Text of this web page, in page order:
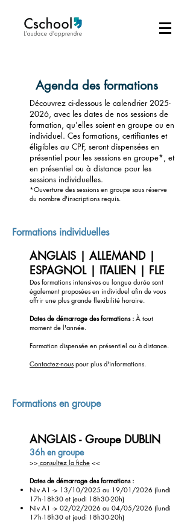
Agenda des formations
Découvrez ci-dessous le calendrier2025-
2026, avec les dates de nos sessions de
formation, qu'elles soient en groupe ou en
individuel. Ces formations, certifiantes et
éligibles au CPF, seront dispensées en
présentiel pour les sessions en groupe*, et
en présentiel ou à distance pour les
sessions individuelles.
*Ouverture des sessions en groupe sous réserve
du nombre d'inscriptions requis.
ANGLAIS | ALLEMAND |
ESPAGNOL | ITALIEN | FLE
Des formations intensives ou longue durée sont
également proposées en individuel afin de vous
offrir une plus grande flexibilité horaire.
Dates de démarrage des formations : À tout
moment de l'année.
Formation dispensée en présentiel ou à distance.
Contactez-nous pour plus d'informations.
ANGLAIS - Groupe DUBLIN
36h en groupe
>> consultez la fiche <<
Dates de démarrage des formations :
Niv A1 -> 13/10/2025 au 19/01/2026 (lundi
17h-18h30 et jeudi 18h30-20h)
Niv A1 -> 02/02/2026 au 04/05/2026 (lundi
17h-18h30 et jeudi 18h30-20h)
Formations en groupe
Formations individuelles